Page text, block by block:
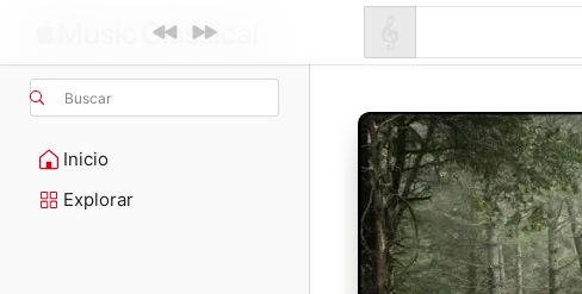
Buscar
Inicio
Explorar